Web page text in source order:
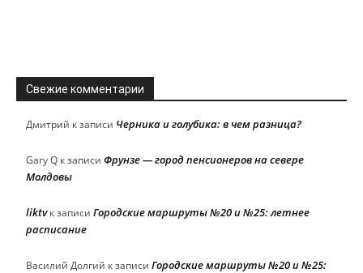
Свежие комментарии
Дмитрий к записи Черника и голубика: в чем разница?
Gary Q к записи Фрунзе — город пенсионеров на севере
Молдовы
liktvк записи Городские маршруты №20 и №25: летнее
расписание
Василий Долгий к записи Городские маршруты №20 и №25: